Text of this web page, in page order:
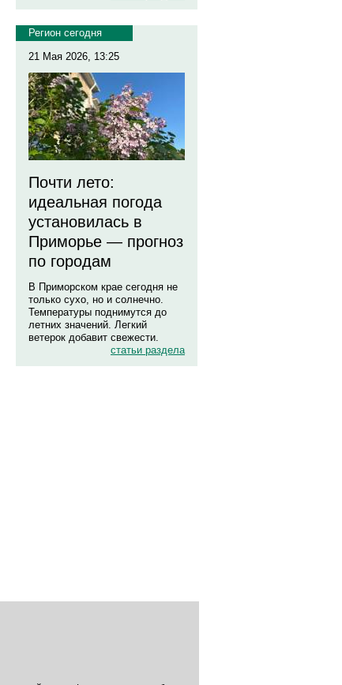
Регион сегодня
21 Мая 2026, 13:25
Почти лето:
идеальная погода
установилась в
Приморье — прогноз
по городам
В Приморском крае сегодня не
только сухо, но и солнечно.
Температуры поднимутся до
летних значений. Легкий
ветерок добавит свежести.
статьи раздела